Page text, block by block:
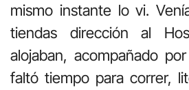
mismo instante lo vi.
tiendas dirección al
alojaban, acompañado
faltó tiempo para correr,